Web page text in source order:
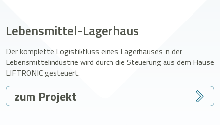
Lebensmittel-Lagerhaus
Der komplette Logistikfluss eines Lagerhauses in der
Lebensmittelindustrie wird durch die Steuerung aus dem Hause
LIFTRONIC gesteuert.
zum Projekt